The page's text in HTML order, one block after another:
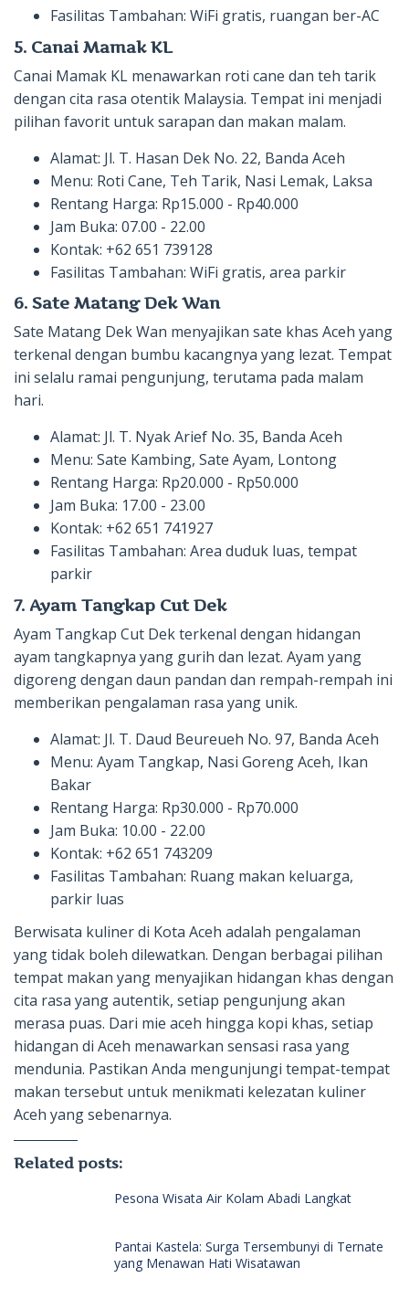
Fasilitas Tambahan: WiFi gratis, ruangan ber-AC
5. Canai Mamak KL
Canai Mamak KL menawarkan roti cane dan teh tarik
dengan cita rasa otentik Malaysia. Tempat ini menjadi
pilihan favorit untuk sarapan dan makan malam.
Alamat: Jl. T. Hasan Dek No. 22, Banda Aceh
Menu: Roti Cane, Teh Tarik, Nasi Lemak, Laksa
Rentang Harga: Rp15.000 - Rp40.000
Jam Buka: 07.00 - 22.00
Kontak: +62 651 739128
Fasilitas Tambahan: WiFi gratis, area parkir
6. Sate Matang Dek Wan
Sate Matang Dek Wan menyajikan sate khas Aceh yang
terkenal dengan bumbu kacangnya yang lezat. Tempat
ini selalu ramai pengunjung, terutama pada malam
hari.
Alamat: Jl. T. Nyak Arief No. 35, Banda Aceh
Menu: Sate Kambing, Sate Ayam, Lontong
Rentang Harga: Rp20.000 - Rp50.000
Jam Buka: 17.00 - 23.00
Kontak: +62 651 741927
Fasilitas Tambahan: Area duduk luas, tempat
parkir
7. Ayam Tangkap Cut Dek
Ayam Tangkap Cut Dek terkenal dengan hidangan
ayam tangkapnya yang gurih dan lezat. Ayam yang
digoreng dengan daun pandan dan rempah-rempah ini
memberikan pengalaman rasa yang unik.
Alamat: Jl. T. Daud Beureueh No. 97, Banda Aceh
Menu: Ayam Tangkap, Nasi Goreng Aceh, Ikan
Bakar
Rentang Harga: Rp30.000 - Rp70.000
Jam Buka: 10.00 - 22.00
Kontak: +62 651 743209
Fasilitas Tambahan: Ruang makan keluarga,
parkir luas
Berwisata kuliner di Kota Aceh adalah pengalaman
yang tidak boleh dilewatkan. Dengan berbagai pilihan
tempat makan yang menyajikan hidangan khas dengan
cita rasa yang autentik, setiap pengunjung akan
merasa puas. Dari mie aceh hingga kopi khas, setiap
hidangan di Aceh menawarkan sensasi rasa yang
mendunia. Pastikan Anda mengunjungi tempat-tempat
makan tersebut untuk menikmati kelezatan kuliner
Aceh yang sebenarnya.
Related posts:
Pesona Wisata Air Kolam Abadi Langkat
Pantai Kastela: Surga Tersembunyi di Ternate
yang Menawan Hati Wisatawan